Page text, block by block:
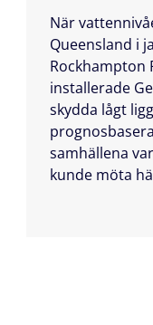
När
Queensland i
Rockhampton
installerade
skydda lågt
samhällena
kunde möta